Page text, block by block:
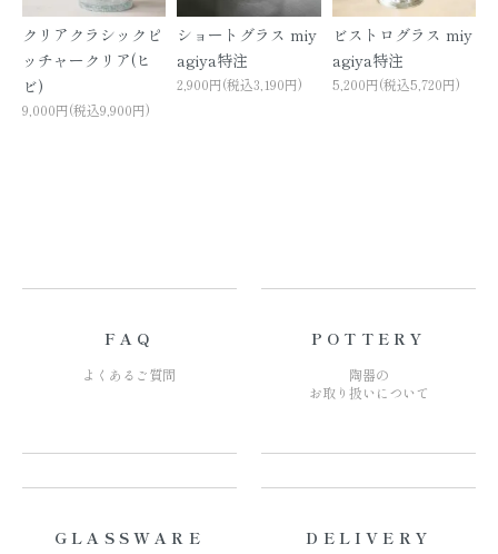
クリアクラシックピ
ッチャークリア(ヒ
ビ)
9,000円(税込9,900円)
ショートグラス miy
agiya特注
2,900円(税込3,190円)
ビストログラス miy
agiya特注
5,200円(税込5,720円)
FAQ
よくあるご質問
POTTERY
陶器の
お取り扱いについて
GLASSWARE DELIVERY